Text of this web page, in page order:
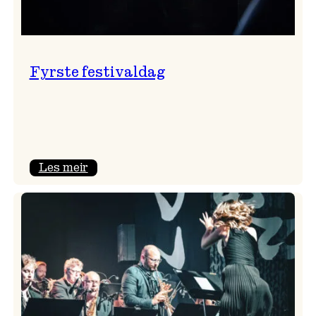
Fyrste festivaldag
Les meir: